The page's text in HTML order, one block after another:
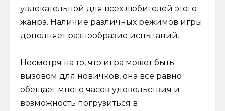
увлекательной для всех любителей этого
жанра. Наличие различных режимов игры
дополняет разнообразие испытаний.
Несмотря на то, что игра может быть
вызовом для новичков, она все равно
обещает много часов удовольствия и
возможность погрузиться в